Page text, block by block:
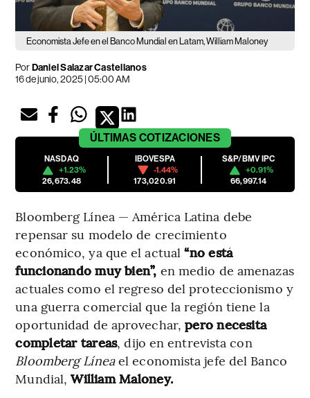
Economista Jefe en el Banco Mundial en Latam, William Maloney
PorDaniel Salazar Castellanos
16 de junio, 2025 | 05:00 AM
ÚLTIMAS COTIZACIONES
NASDAQ
+1.23%
26,673.48
IBOVESPA
-1.44%
173,020.91
S&P/BMV IPC
+0.91%
66,997.14
Bloomberg Línea — América Latina debe
repensar su modelo de crecimiento
económico, ya que el actual “no está
funcionando muy bien”, en medio de amenazas
actuales como el regreso del proteccionismo y
una guerra comercial que la región tiene la
oportunidad de aprovechar,pero necesita
completar tareas, dijo en entrevista con
Bloomberg Líneael economista jefe del Banco
Mundial,William Maloney.